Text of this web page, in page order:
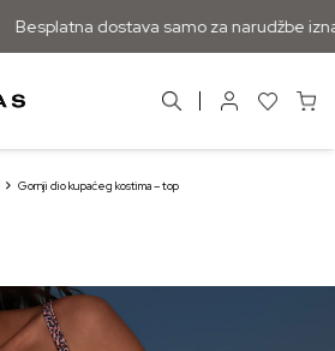
Besplatna dostava samo za narudžbe
Gornji dio kupaćeg kostima – top